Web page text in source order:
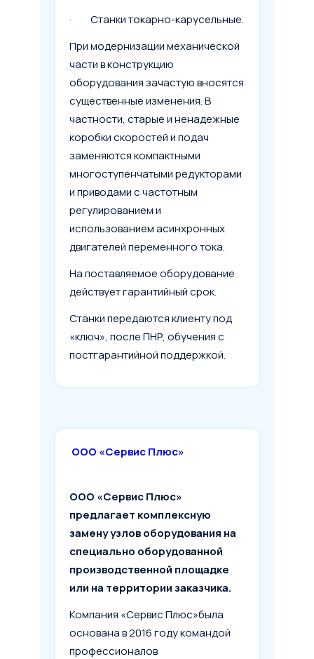
· Станки токарно-карусельные.
При модернизации механической
части в конструкцию
оборудования зачастую вносятся
существенные изменения. В
частности, старые и ненадежные
коробки скоростей и подач
заменяются компактными
многоступенчатыми редукторами
и приводами с частотным
регулированием и
использованием асинхронных
двигателей переменного тока.
На поставляемое оборудование
действует гарантийный срок.
Станки передаются клиенту под
«ключ», после ПНР, обучения с
постгарантийной поддержкой.
ООО «Сервис Плюс»
ООО «Сервис Плюс»
предлагает комплексную
замену узлов оборудования на
специально оборудованной
производственной площадке
или на территории заказчика.
Компания «Сервис Плюс»была
основана в 2016 году командой
профессионалов
сделки
лизинга*
Тип имущества
предмета лизинга
100 млн
взнос